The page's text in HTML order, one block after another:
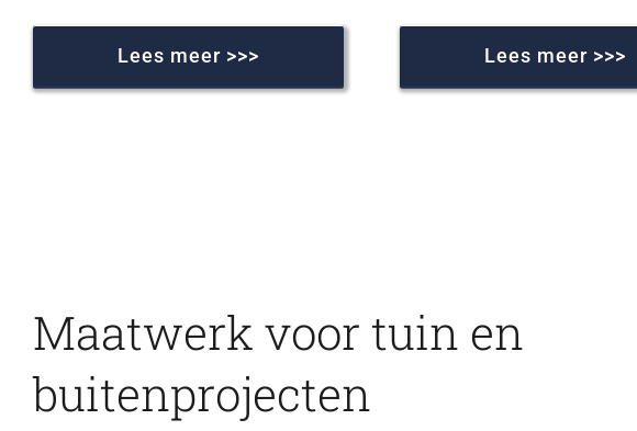
Lees meer >>> Lees meer >>>
Maatwerk voor tuin en
buitenprojecten